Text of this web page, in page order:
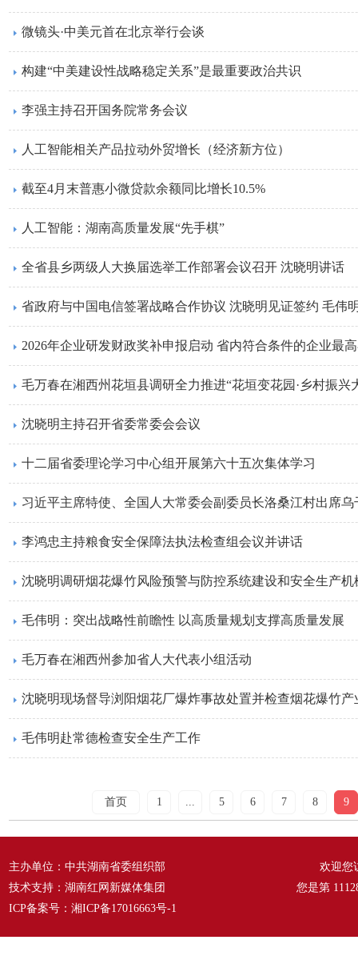
微镜头·中美元首在北京举行会谈
构建“中美建设性战略稳定关系”是最重要政治共识
李强主持召开国务院常务会议
人工智能相关产品拉动外贸增长（经济新方位）
截至4月末普惠小微贷款余额同比增长10.5%
人工智能：湖南高质量发展“先手棋”
全省县乡两级人大换届选举工作部署会议召开 沈晓明讲话
省政府与中国电信签署战略合作协议 沈晓明见证签约 毛伟
2026年企业研发财政奖补申报启动 省内符合条件的企业最
毛万春在湘西州花垣县调研全力推进“花垣变花园·乡村振兴
沈晓明主持召开省委常委会会议
​十二届省委理论学习中心组开展第六十五次集体学习
习近平主席特使、全国人大常委会副委员长洛桑江村出席
李鸿忠主持粮食安全保障法执法检查组会议并讲话
沈晓明调研烟花爆竹风险预警与防控系统建设和安全生产机
毛伟明：突出战略性前瞻性 以高质量规划支撑高质量发展
毛万春在湘西州参加省人大代表小组活动
沈晓明现场督导浏阳烟花厂爆炸事故处置并检查烟花爆竹
毛伟明赴常德检查安全生产工作
首页 1 ... 5 6 7 8 9
主办单位：中共湖南省委组织部
技术支持：湖南红网新媒体集团
ICP备案号： 湘ICP备17016663号-1
欢迎您
您是第